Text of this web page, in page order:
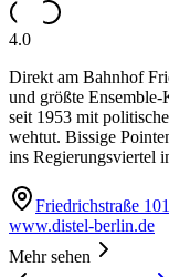
4.0
Direkt am Bahnhof
und größte
seit 1953 mit
wehtut. Bissige
ins Regierungsviertel
Friedrichstraße
www.distel-berlin.de
Mehr sehen